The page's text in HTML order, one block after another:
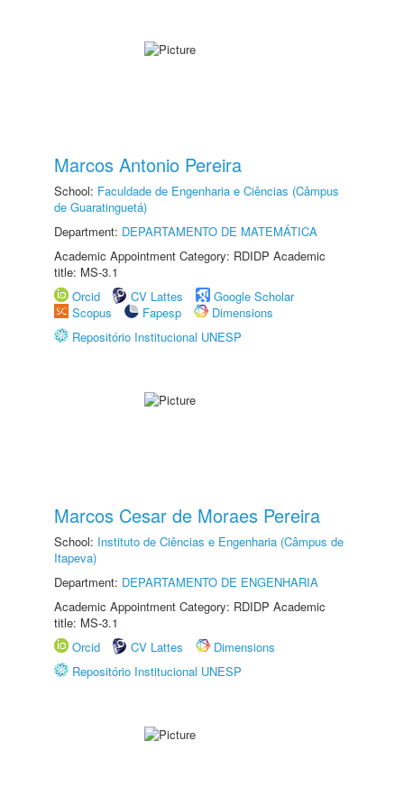
Marcos Antonio Pereira
School: Faculdade de Engenharia e Ciências (Câmpus
de Guaratinguetá)
Department: DEPARTAMENTO DE MATEMÁTICA
Academic Appointment Category: RDIDP Academic
title: MS-3.1
Orcid
CV Lattes
Google Scholar
Scopus
Fapesp
Dimensions
Repositório Institucional UNESP
Marcos Cesar de Moraes Pereira
School: Instituto de Ciências e Engenharia (Câmpus de
Itapeva)
Department: DEPARTAMENTO DE ENGENHARIA
Academic Appointment Category: RDIDP Academic
title: MS-3.1
Orcid
CV Lattes
Dimensions
Repositório Institucional UNESP